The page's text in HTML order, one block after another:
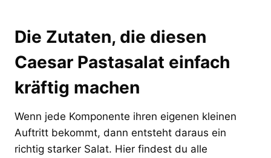
Die Zutaten, die diesen
Caesar Pastasalat einfach
kräftig machen
Wenn jede Komponente ihren eigenen kleinen
Auftritt bekommt, dann entsteht daraus ein
richtig starker Salat. Hier findest du alle